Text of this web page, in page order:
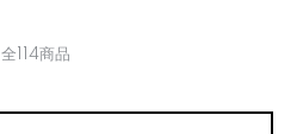
全114商品